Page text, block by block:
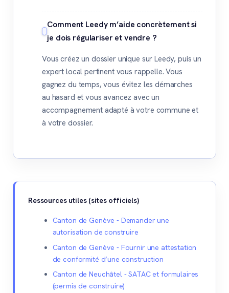
Comment Leedy m’aide concrètement si
je dois régulariser et vendre ?
Vous créez un dossier unique sur Leedy, puis un
expert local pertinent vous rappelle. Vous
gagnez du temps, vous évitez les démarches
au hasard et vous avancez avec un
accompagnement adapté à votre commune et
à votre dossier.
Ressources utiles (sites officiels)
Canton de Genève - Demander une
autorisation de construire
Canton de Genève - Fournir une attestation
de conformité d’une construction
Canton de Neuchâtel - SATAC et formulaires
(permis de construire)